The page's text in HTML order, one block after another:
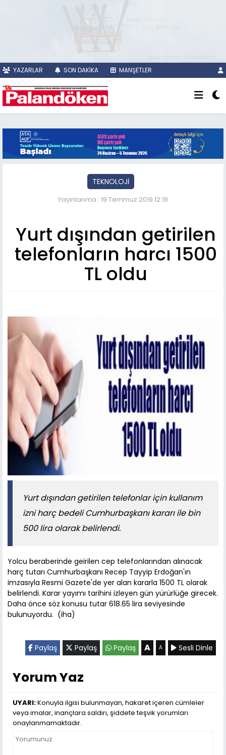
YAZARLAR SON DAKİKA MANŞETLER
TEKNOLOJİ
Yayınlanma : 19 Temmuz 2019 12:19
Yurt dışından getirilen
telefonların harcı 1500
TL oldu
Yurt dışından getirilen telefonlar için kullanım
izni harç bedeli Cumhurbaşkanı kararı ile bin
500 lira olarak belirlendi.
Yolcu beraberinde geirilen cep telefonlarından alınacak
harç tutarı Cumhurbaşkanı Recep Tayyip Erdoğan'ın
imzasıyla Resmi Gazete'de yer alan kararla 1500 TL olarak
belirlendi. Karar yayımı tarihini izleyen gün yürürlüğe girecek.
Daha önce söz konusu tutar 618.65 lira seviyesinde
bulunuyordu. (iha)
Paylaş Paylaş Paylaş A A Sesli Dinle
Yorum Yaz
UYARI:Konuyla ilgisi bulunmayan, hakaret içeren cümleler
veya imalar, inançlara saldırı, şiddete teşvik yorumları
onaylanmamaktadır.